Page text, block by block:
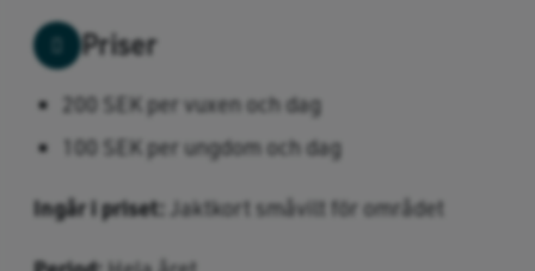
Priser
200 SEK per vuxen och dag
100 SEK per ungdom och dag
Ingår i priset: Jaktkort småvilt för området